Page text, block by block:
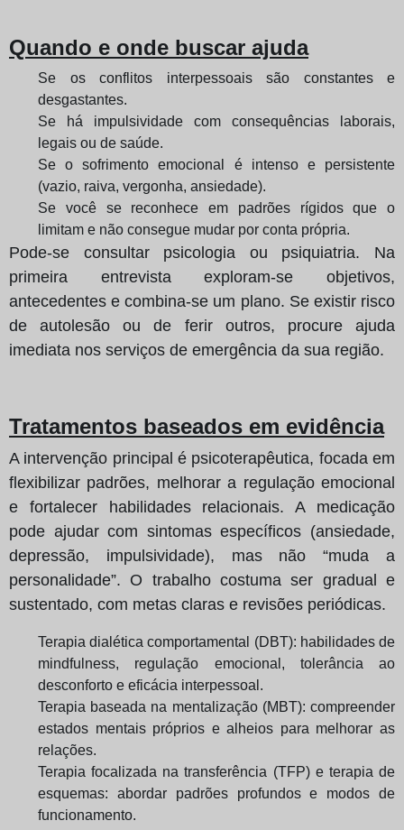
Quando e onde buscar ajuda
Se os conflitos interpessoais são constantes e
desgastantes.
Se há impulsividade com consequências laborais,
legais ou de saúde.
Se o sofrimento emocional é intenso e persistente
(vazio, raiva, vergonha, ansiedade).
Se você se reconhece em padrões rígidos que o
limitam e não consegue mudar por conta própria.
Pode‑se consultar psicologia ou psiquiatria. Na
primeira entrevista exploram‑se objetivos,
antecedentes e combina‑se um plano. Se existir risco
de autolesão ou de ferir outros, procure ajuda
imediata nos serviços de emergência da sua região.
Tratamentos baseados em evidência
A intervenção principal é psicoterapêutica, focada em
flexibilizar padrões, melhorar a regulação emocional
e fortalecer habilidades relacionais. A medicação
pode ajudar com sintomas específicos (ansiedade,
depressão, impulsividade), mas não “muda a
personalidade”. O trabalho costuma ser gradual e
sustentado, com metas claras e revisões periódicas.
Terapia dialética comportamental (DBT): habilidades de
mindfulness, regulação emocional, tolerância ao
desconforto e eficácia interpessoal.
Terapia baseada na mentalização (MBT): compreender
estados mentais próprios e alheios para melhorar as
relações.
Terapia focalizada na transferência (TFP) e terapia de
esquemas: abordar padrões profundos e modos de
funcionamento.